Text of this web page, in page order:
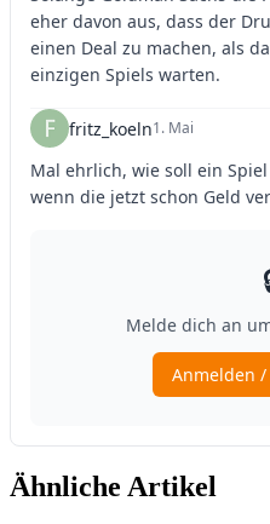
Ähnliche Artikel